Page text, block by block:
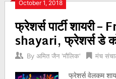
October 1, 2018
फ्रेशर्स पार्टी शायरी
shayari, फ्रेशर्स डे
By अमित जैन 'मौलिक' मंच
फ्रेशर्स वेलकम